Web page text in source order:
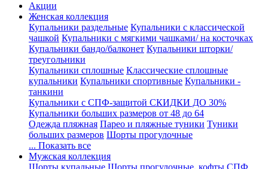
Акции
Женская коллекция
Купальники раздельные Купальники с классической
чашкой Купальники с мягкими чашками/ на косточках
Купальники бандо/балконет Купальники шторки/
треугольники
Купальники сплошные Классические сплошные
купальники Купальники спортивные Купальники -
танкини
Купальники с СПФ-защитой СКИДКИ ДО 30%
Купальники больших размеров от 48 до 64
Одежда пляжная Парео и пляжные туники Туники
больших размеров Шорты прогулочные
... Показать все
Мужская коллекция
Шорты купальные Шорты прогулочные, кофты СПФ